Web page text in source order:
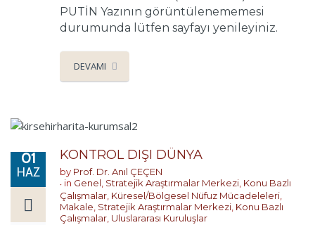
PUTİN Yazının görüntülenememesi
durumunda lütfen sayfayı yenileyiniz.
DEVAMI
01
HAZ
KONTROL DIŞI DÜNYA
by Prof. Dr. Anıl ÇEÇEN
in Genel, Stratejik Araştırmalar Merkezi, Konu Bazlı
Çalışmalar, Küresel/Bölgesel Nüfuz Mücadeleleri,
Makale, Stratejik Araştırmalar Merkezi, Konu Bazlı
Çalışmalar, Uluslararası Kuruluşlar